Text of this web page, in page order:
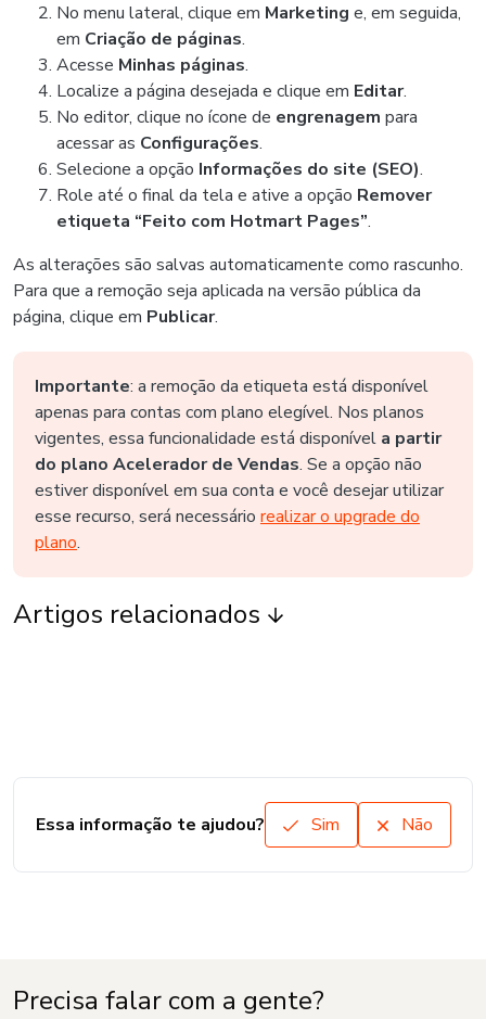
No menu lateral, clique em Marketing e, em seguida,
em Criação de páginas.
Acesse Minhas páginas.
Localize a página desejada e clique em Editar.
No editor, clique no ícone de engrenagem para
acessar as Configurações.
Selecione a opção Informações do site (SEO).
Role até o final da tela e ative a opção Remover
etiqueta “Feito com Hotmart Pages”.
As alterações são salvas automaticamente como rascunho.
Para que a remoção seja aplicada na versão pública da
página, clique em Publicar.
Importante: a remoção da etiqueta está disponível
apenas para contas com plano elegível. Nos planos
vigentes, essa funcionalidade está disponível a partir
do plano Acelerador de Vendas. Se a opção não
estiver disponível em sua conta e você desejar utilizar
esse recurso, será necessário realizar o upgrade do
plano.
Artigos relacionados
Essa informação te ajudou? Sim Não
Precisa falar com a gente?